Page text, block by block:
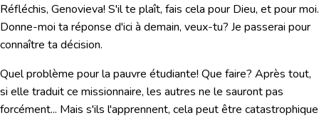
Réfléchis, Genovieva! S'il te plaît, fais cela pour Dieu, et pour moi.
Donne-moi ta réponse d'ici à demain, veux-tu? Je passerai pour
connaître ta décision.
Quel problème pour la pauvre étudiante! Que faire? Après tout,
si elle traduit ce missionnaire, les autres ne le sauront pas
forcément... Mais s'ils l'apprennent, cela peut être catastrophique